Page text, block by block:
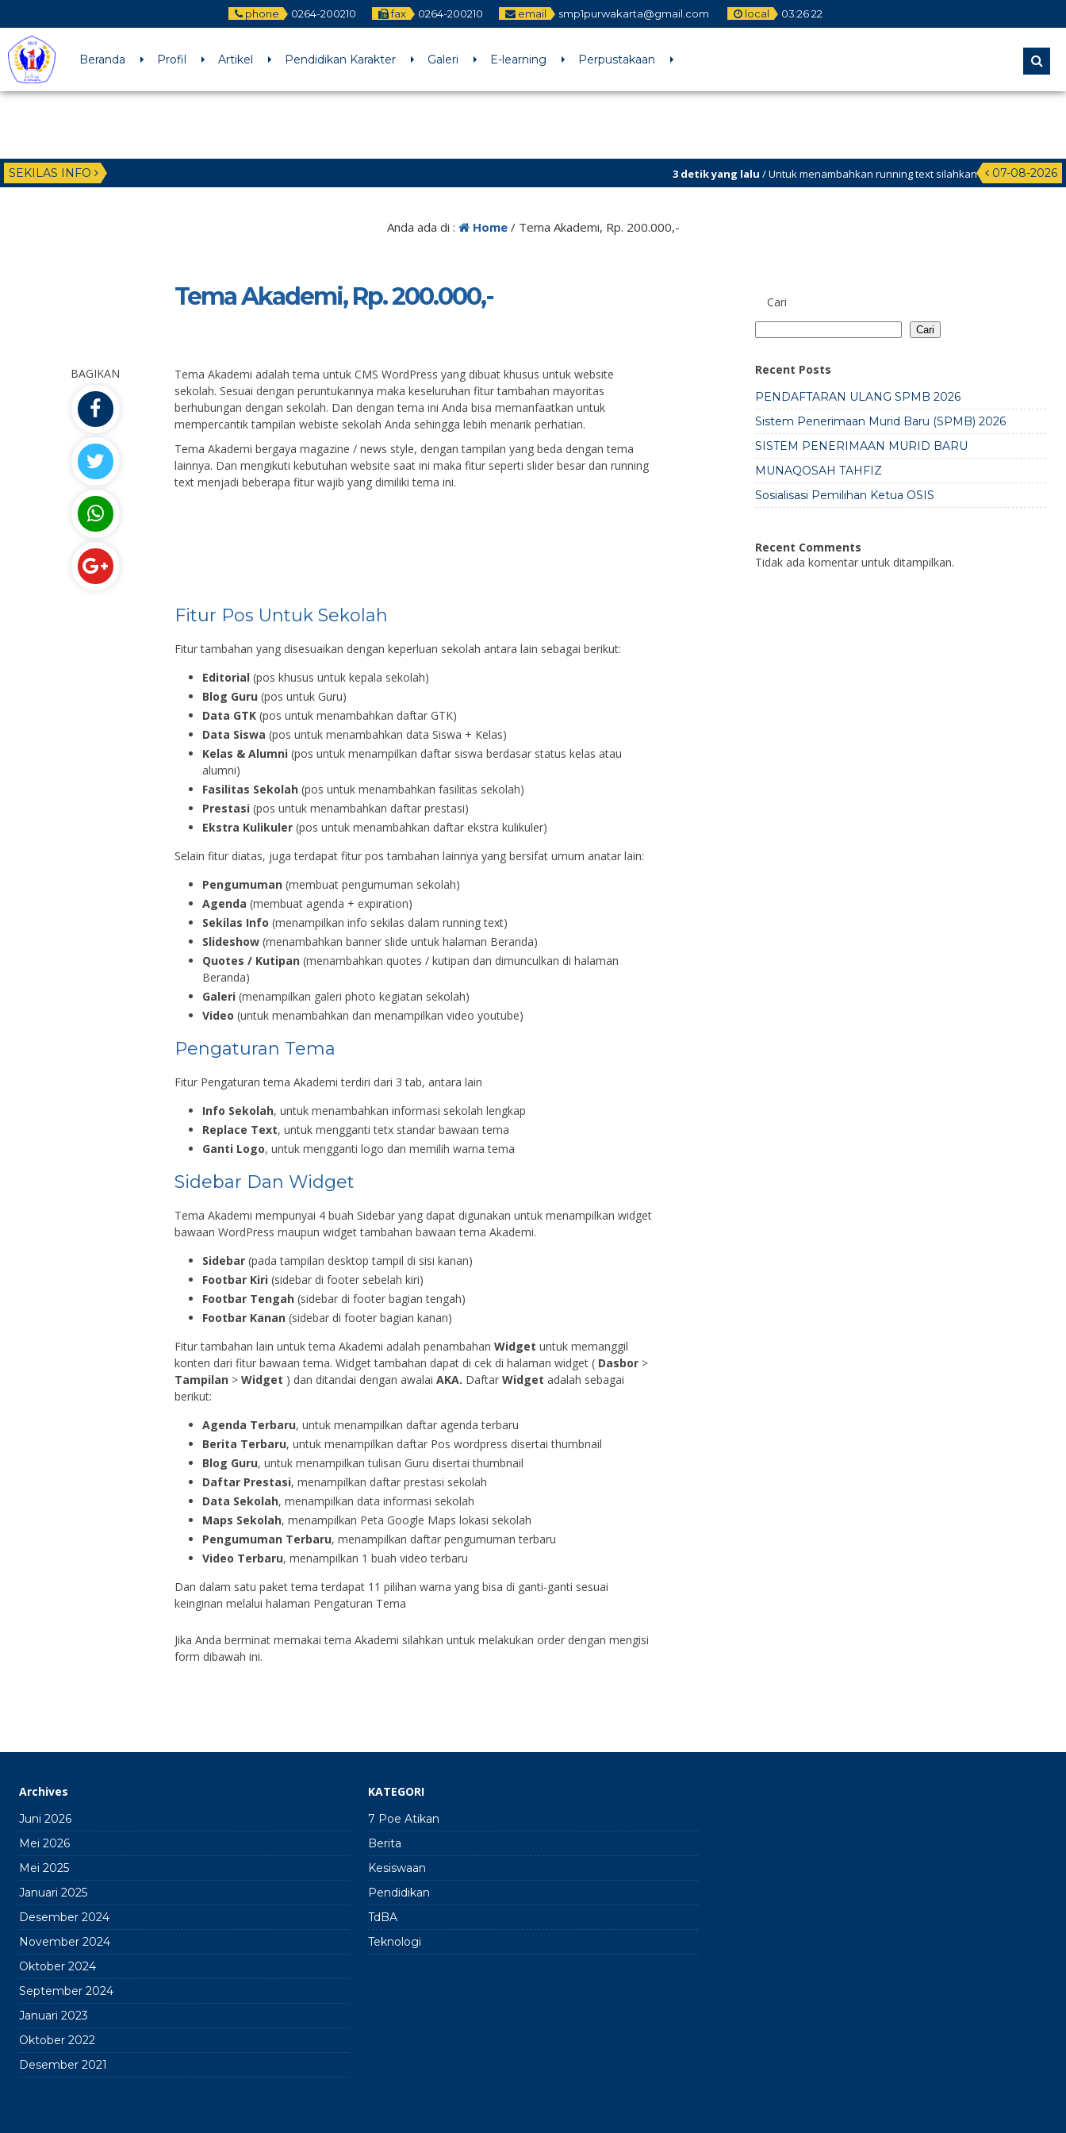
phone 0264-200210 fax 0264-200210 email smp1purwakarta@gmail.com local 03:26 23
Beranda Profil Artikel Pendidikan Karakter Galeri E-learning Perpustakaan
SEKILAS INFO 07-08-2026
3 detik yang lalu/ Untuk menambahkan running text silahkan ke Dashboard >
Sekilas Info
Anda ada di : Home/ Tema Akademi, Rp. 200.000,-
Tema Akademi, Rp. 200.000,-
BAGIKAN
Tema Akademi adalah tema untuk CMS WordPress yang dibuat khusus untuk website
sekolah. Sesuai dengan peruntukannya maka keseluruhan fitur tambahan mayoritas
berhubungan dengan sekolah. Dan dengan tema ini Anda bisa memanfaatkan untuk
mempercantik tampilan webiste sekolah Anda sehingga lebih menarik perhatian.
Tema Akademi bergaya magazine / news style, dengan tampilan yang beda dengan tema
lainnya. Dan mengikuti kebutuhan website saat ini maka fitur seperti slider besar dan running
text menjadi beberapa fitur wajib yang dimiliki tema ini.
Fitur Pos Untuk Sekolah
Fitur tambahan yang disesuaikan dengan keperluan sekolah antara lain sebagai berikut:
Editorial (pos khusus untuk kepala sekolah)
Blog Guru (pos untuk Guru)
Data GTK (pos untuk menambahkan daftar GTK)
Data Siswa (pos untuk menambahkan data Siswa + Kelas)
Kelas & Alumni (pos untuk menampilkan daftar siswa berdasar status kelas atau
alumni)
Fasilitas Sekolah (pos untuk menambahkan fasilitas sekolah)
Prestasi (pos untuk menambahkan daftar prestasi)
Ekstra Kulikuler (pos untuk menambahkan daftar ekstra kulikuler)
Selain fitur diatas, juga terdapat fitur pos tambahan lainnya yang bersifat umum anatar lain:
Pengumuman (membuat pengumuman sekolah)
Agenda (membuat agenda + expiration)
Sekilas Info (menampilkan info sekilas dalam running text)
Slideshow (menambahkan banner slide untuk halaman Beranda)
Quotes / Kutipan (menambahkan quotes / kutipan dan dimunculkan di halaman
Beranda)
Galeri (menampilkan galeri photo kegiatan sekolah)
Video (untuk menambahkan dan menampilkan video youtube)
Pengaturan Tema
Fitur Pengaturan tema Akademi terdiri dari 3 tab, antara lain
Info Sekolah, untuk menambahkan informasi sekolah lengkap
Replace Text, untuk mengganti tetx standar bawaan tema
Ganti Logo, untuk mengganti logo dan memilih warna tema
Sidebar Dan Widget
Tema Akademi mempunyai 4 buah Sidebar yang dapat digunakan untuk menampilkan widget
bawaan WordPress maupun widget tambahan bawaan tema Akademi.
Sidebar (pada tampilan desktop tampil di sisi kanan)
Footbar Kiri (sidebar di footer sebelah kiri)
Footbar Tengah (sidebar di footer bagian tengah)
Footbar Kanan (sidebar di footer bagian kanan)
Fitur tambahan lain untuk tema Akademi adalah penambahan Widget untuk memanggil
konten dari fitur bawaan tema. Widget tambahan dapat di cek di halaman widget ( Dasbor >
Tampilan > Widget ) dan ditandai dengan awalai AKA. Daftar Widget adalah sebagai
berikut:
Agenda Terbaru, untuk menampilkan daftar agenda terbaru
Berita Terbaru, untuk menampilkan daftar Pos wordpress disertai thumbnail
Blog Guru, untuk menampilkan tulisan Guru disertai thumbnail
Daftar Prestasi, menampilkan daftar prestasi sekolah
Data Sekolah, menampilkan data informasi sekolah
Maps Sekolah, menampilkan Peta Google Maps lokasi sekolah
Pengumuman Terbaru, menampilkan daftar pengumuman terbaru
Video Terbaru, menampilkan 1 buah video terbaru
Dan dalam satu paket tema terdapat 11 pilihan warna yang bisa di ganti-ganti sesuai
keinginan melalui halaman Pengaturan Tema
Jika Anda berminat memakai tema Akademi silahkan untuk melakukan order dengan mengisi
form dibawah ini.
Cari
Cari
Recent Posts
PENDAFTARAN ULANG SPMB 2026
Sistem Penerimaan Murid Baru (SPMB) 2026
SISTEM PENERIMAAN MURID BARU
MUNAQOSAH TAHFIZ
Sosialisasi Pemilihan Ketua OSIS
Recent Comments
Tidak ada komentar untuk ditampilkan.
Archives
Juni 2026
Mei 2026
Mei 2025
Januari 2025
Desember 2024
November 2024
Oktober 2024
September 2024
Januari 2023
Oktober 2022
Desember 2021
KATEGORI
7 Poe Atikan
Berita
Kesiswaan
Pendidikan
TdBA
Teknologi